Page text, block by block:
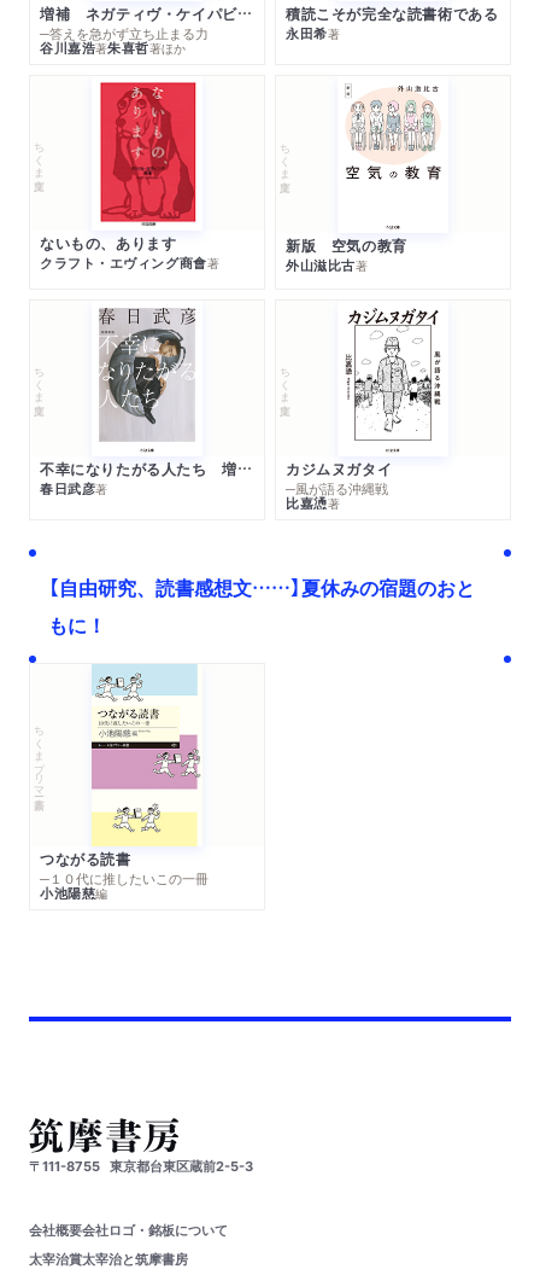
増補 ネガティヴ・ケイパビリティで生きる
─答えを急がず立ち止まる力
谷川嘉浩著朱喜哲著ほか
積読こそが完全な読書術である
永田希著
ちくま文庫
ないもの、あります
クラフト・エヴィング商會著
ちくま文庫
新版 空気の教育
外山滋比古著
ちくま文庫
不幸になりたがる人たち 増補新版
春日武彦著
ちくま文庫
カジムヌガタイ
─風が語る沖縄戦
比嘉慂著
【自由研究、読書感想文……】夏休みの宿題のおと
もに！
ちくまプリマー新書
つながる読書
─１０代に推したいこの一冊
小池陽慈編
〒111-8755 東京都台東区蔵前2-5-3
会社概要会社ロゴ・銘板について
太宰治賞太宰治と筑摩書房